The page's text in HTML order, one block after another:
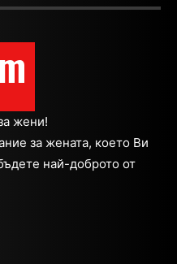
жени!
за жената, което Ви
най-доброто от